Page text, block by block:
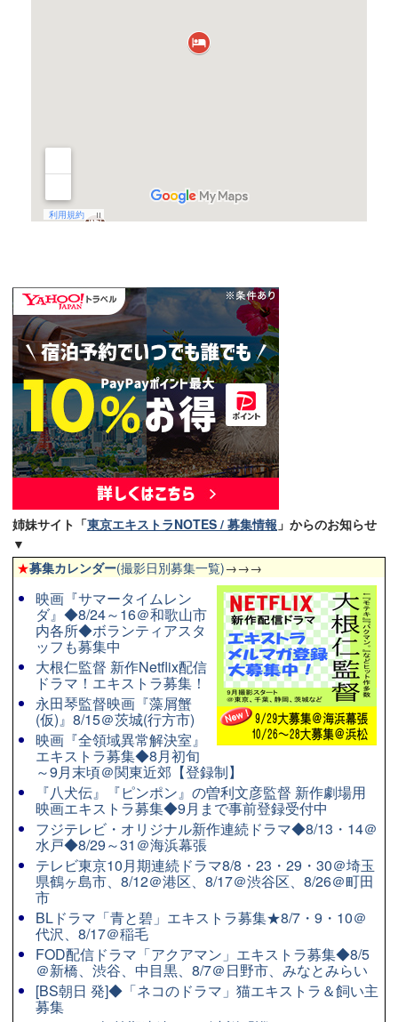
姉妹サイト「東京エキストラNOTES / 募集情報 」からのお知らせ
▼
★募集カレンダー(撮影日別募集一覧)→→→
映画『サマータイムレン
ダ』◆8/24～16＠和歌山市
内各所◆ボランティアスタ
ッフも募集中
大根仁監督 新作Netflix配信
ドラマ！エキストラ募集！
永田琴監督映画『藻屑蟹
(仮)』8/15＠茨城(行方市)
映画『全領域異常解決室』
エキストラ募集◆8月初旬
～9月末頃＠関東近郊【登録制】
『八犬伝』『ピンポン』の曽利文彦監督 新作劇場用
映画エキストラ募集◆9月まで事前登録受付中
フジテレビ・オリジナル新作連続ドラマ◆8/13・14＠
水戸◆8/29～31＠海浜幕張
テレビ東京10月期連続ドラマ8/8・23・29・30＠埼玉
県鶴ヶ島市、8/12＠港区、8/17＠渋谷区、8/26＠町田
市
BLドラマ「青と碧」エキストラ募集★8/7・9・10＠
代沢、8/17＠稲毛
FOD配信ドラマ「アクアマン」エキストラ募集◆8/5
＠新橋、渋谷、中目黒、8/7＠日野市、みなとみらい
[BS朝日 発]◆「ネコのドラマ」猫エキストラ＆飼い主
募集